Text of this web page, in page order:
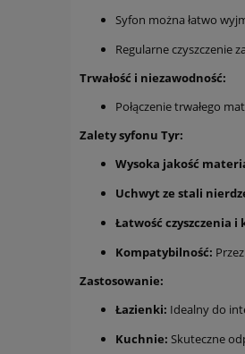
Syfon można łatwo
Regularne czyszczenie
Trwałość i niezawodność:
Połączenie trwałego
Zalety syfonu Tyr:
Wysoka jakość
Uchwyt ze stali
Łatwość czyszczenia i
Kompatybilność:
Zastosowanie:
Łazienki: Idealny do
Kuchnie: Skuteczne